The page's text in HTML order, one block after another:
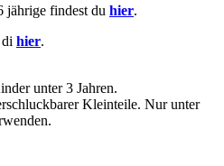
jährige findest du hier.
hier.
unter 3 Jahren.
Kleinteile. Nur unter